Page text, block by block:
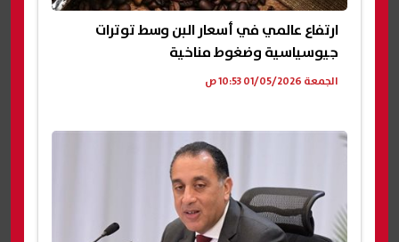
ارتفاع عالمي في أسعار البن وسط توترات
جيوسياسية وضغوط مناخية
الجمعة 01/05/2026 10:53 ص